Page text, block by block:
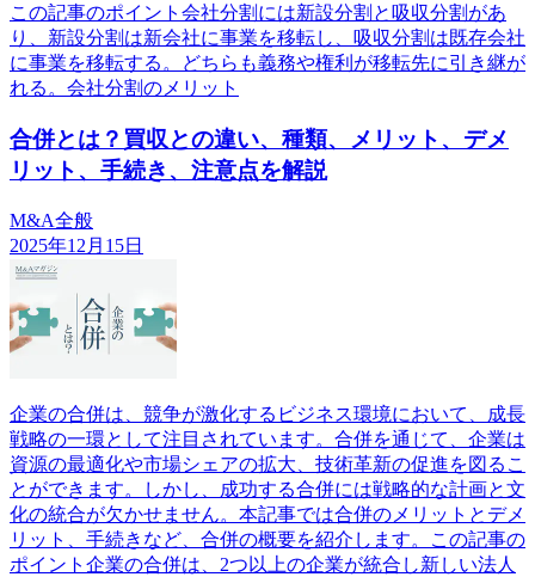
この記事のポイント会社分割には新設分割と吸収分割があ
り、新設分割は新会社に事業を移転し、吸収分割は既存会社
に事業を移転する。どちらも義務や権利が移転先に引き継が
れる。会社分割のメリット
合併とは？買収との違い、種類、メリット、デメ
リット、手続き、注意点を解説
M&A全般
2025年12月15日
企業の合併は、競争が激化するビジネス環境において、成長
戦略の一環として注目されています。合併を通じて、企業は
資源の最適化や市場シェアの拡大、技術革新の促進を図るこ
とができます。しかし、成功する合併には戦略的な計画と文
化の統合が欠かせません。本記事では合併のメリットとデメ
リット、手続きなど、合併の概要を紹介します。この記事の
ポイント企業の合併は、2つ以上の企業が統合し新しい法人